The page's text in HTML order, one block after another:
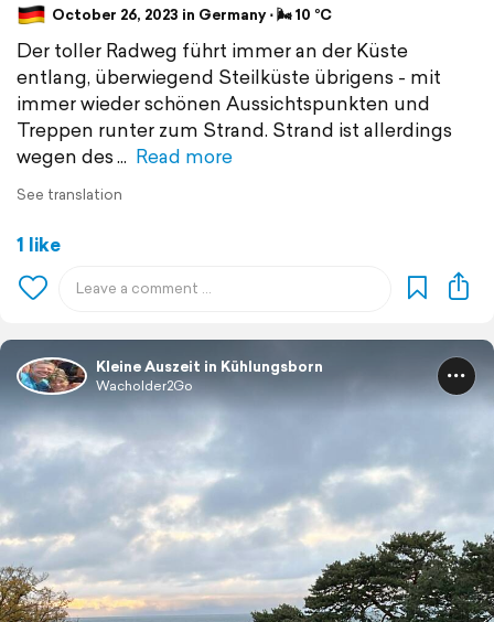
October 26, 2023 in Germany ⋅ 🌬 10 °C
Der toller Radweg führt immer an der Küste
entlang, überwiegend Steilküste übrigens - mit
immer wieder schönen Aussichtspunkten und
Treppen runter zum Strand. Strand ist allerdings
wegen des
Read more
See translation
1 like
Kleine Auszeit in Kühlungsborn
Wacholder2Go